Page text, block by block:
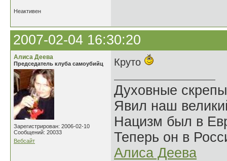
Неактивен
2007-02-04 16:30:20
Алиса Деева
Председатель клуба самоубийц
Зарегистрирован: 2006-02-10
Сообщений: 20033
Вебсайт
Круто
Духовные
Явил наш
Нацизм был в
Теперь он в
Алиса Деева